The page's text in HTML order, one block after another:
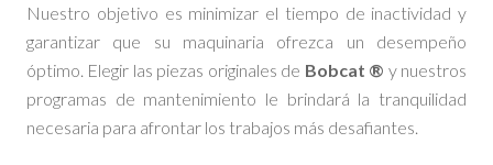
Nuestro objetivo es minimizar el tiempo de inactividad y
garantizar que su maquinaria ofrezca un desempeño
óptimo. Elegir las piezas originales de Bobcat ® y nuestros
programas de mantenimiento le brindará la tranquilidad
necesaria para afrontar los trabajos más desafiantes.